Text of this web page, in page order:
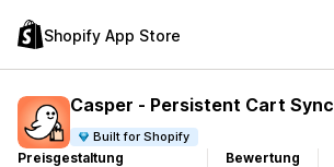
Shopify App Store
Casper ‑ Persistent Cart Sync
Built for Shopify
Preisgestaltung
Bewertung